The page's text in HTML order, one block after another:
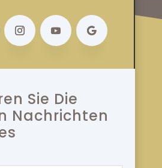
Sie Die
Nachrichten